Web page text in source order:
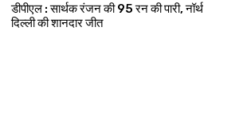
डीपीएल : सार्थक रंजन की 95 रन की पारी, नॉर्थ
दिल्ली की शानदार जीत